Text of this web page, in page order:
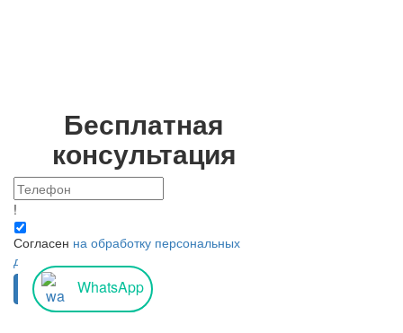
WhatsApp
Бесплатная
консультация
!
Согласен на обработку персональных
данных
Отправить
Отмена